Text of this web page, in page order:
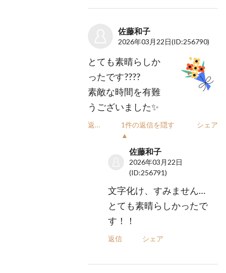
佐藤和子
2026年03月22日(ID:256790)
とても素晴らしか
ったです????
素敵な時間を有難
うございました✨
返信
1件の返信を隠す
▲
シェア
佐藤和子
2026年03月22日
(ID:256791)
文字化け、すみません…
とても素晴らしかったで
す！！
返信 シェア